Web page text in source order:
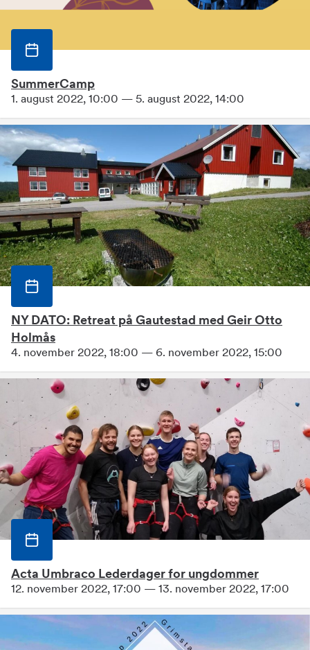
SummerCamp
1. august 2022, 10:00 — 5. august 2022, 14:00
NY DATO: Retreat på Gautestad med Geir Otto
Holmås
4. november 2022, 18:00 — 6. november 2022, 15:00
Acta Umbraco Lederdager for ungdommer
12. november 2022, 17:00 — 13. november 2022, 17:00